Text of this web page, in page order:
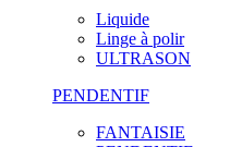
Liquide
Linge à polir
ULTRASON
PENDENTIF
FANTAISIE